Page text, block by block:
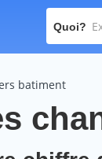
Quoi?
batiment